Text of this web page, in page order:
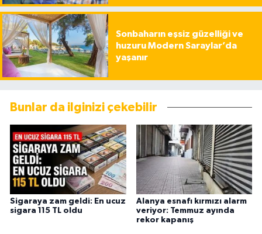
Sonbaharın eşsiz güzelliği ve
huzuru Modern Saraylar’da
yaşanır
Bunlar da ilginizi çekebilir
Sigaraya zam geldi: En ucuz
sigara 115 TL oldu
Alanya esnafı kırmızı alarm
veriyor: Temmuz ayında
rekor kapanış